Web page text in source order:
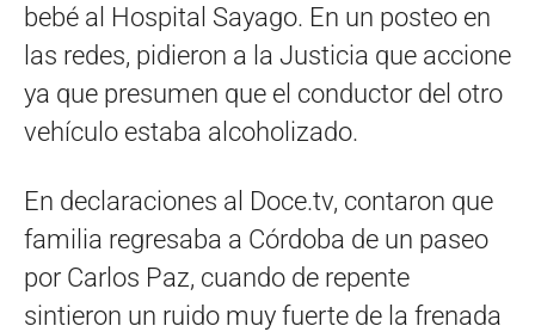
bebé al Hospital Sayago. En un posteo en
las redes, pidieron a la Justicia que accione
ya que presumen que el conductor del otro
vehículo estaba alcoholizado.
En declaraciones al Doce.tv, contaron que
familia regresaba a Córdoba de un paseo
por Carlos Paz, cuando de repente
sintieron un ruido muy fuerte de la frenada